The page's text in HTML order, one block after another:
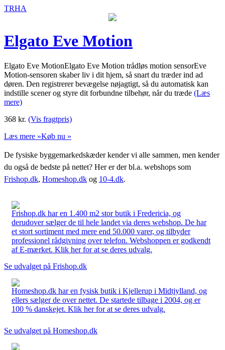
TRHA
Elgato Eve Motion
Elgato Eve MotionElgato Eve Motion trådløs motion sensorEve
Motion-sensoren skaber liv i dit hjem, så snart du træder ind ad
døren. Den registrerer bevægelse nøjagtigt, så du automatisk kan
indstille scener og styre dit forbundne tilbehør, når du træde (Læs
mere)
368 kr. (Vis fragtpris)
Læs mere »Køb nu »
De fysiske byggemarkedskæder kender vi alle sammen, men kender
du også de bedste på nettet? Her er der bl.a. webshops som
Frishop.dk, Homeshop.dk og 10-4.dk.
Frishop.dk har en 1.400 m2 stor butik i Fredericia, og
derudover sælger de til hele landet via deres webshop. De har
et stort sortiment med mere end 50.000 varer, og tilbyder
professionel rådgivning over telefon. Webshoppen er godkendt
af E-mærket. Klik her for at se deres udvalg.
Se udvalget på Frishop.dk
Homeshop.dk har en fysisk butik i Kjellerup i Midtjylland, og
ellers sælger de over nettet. De startede tilbage i 2004, og er
100 % danskejet. Klik her for at se deres udvalg.
Se udvalget på Homeshop.dk